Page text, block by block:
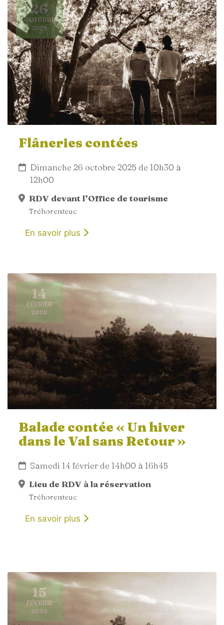
26
OCTOBRE
2025
Flâneries contées
Dimanche 26 octobre 2025 de 10h30 à
12h00
RDV devant l’Office de tourisme
Tréhorenteuc
En savoir plus
14
FÉVRIER
2026
Balade contée « Un hiver
dans le Val sans Retour »
Samedi 14 février de 14h00 à 16h45
Lieu de RDV à la réservation
Tréhorenteuc
En savoir plus
15
FÉVRIER
2026